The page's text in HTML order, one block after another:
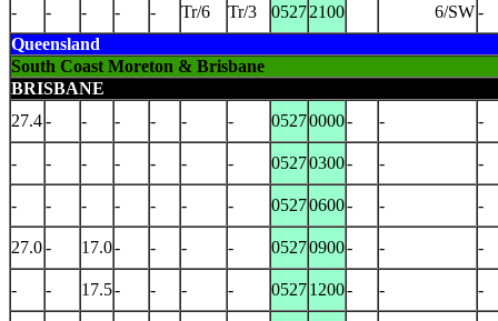
- - - - - Tr/6 Tr/3 05272100 6/SW-
Queensland
South Coast Moreton & Brisbane
BRISBANE
27.4- - - - - - 05270000- - -
- - - - - - - 05270300- - -
- - - - - - - 05270600- - -
27.0- 17.0- - - - 05270900- - -
- - 17.5- - - - 05271200- - -